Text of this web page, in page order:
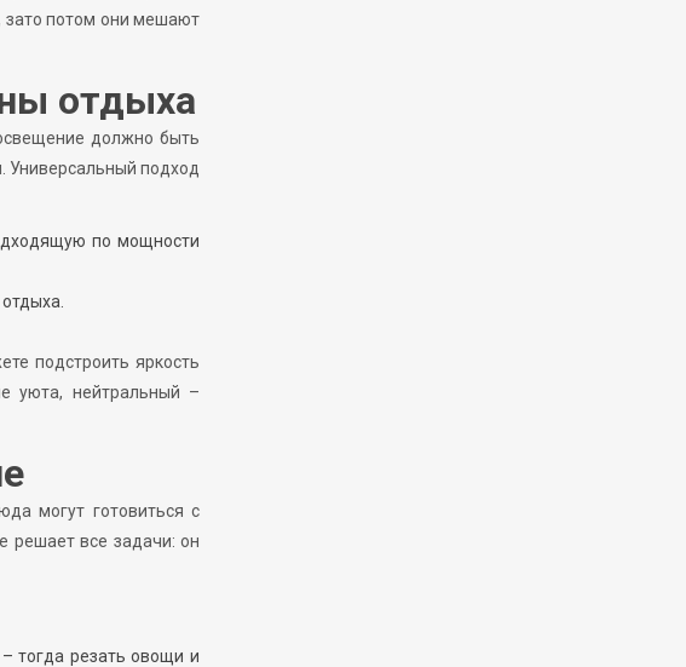
зато потом они мешают
отдыха
должно быть
Универсальный подход
по мощности
подстроить яркость
уюта, нейтральный –
могут готовиться с
решает все задачи: он
тогда резать овощи и